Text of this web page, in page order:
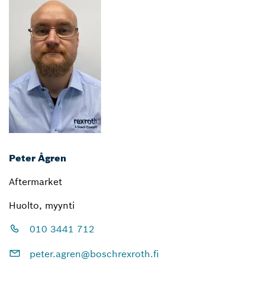
Peter Ågren
Aftermarket
Huolto, myynti
010 3441 712
peter.agren@boschrexroth.fi